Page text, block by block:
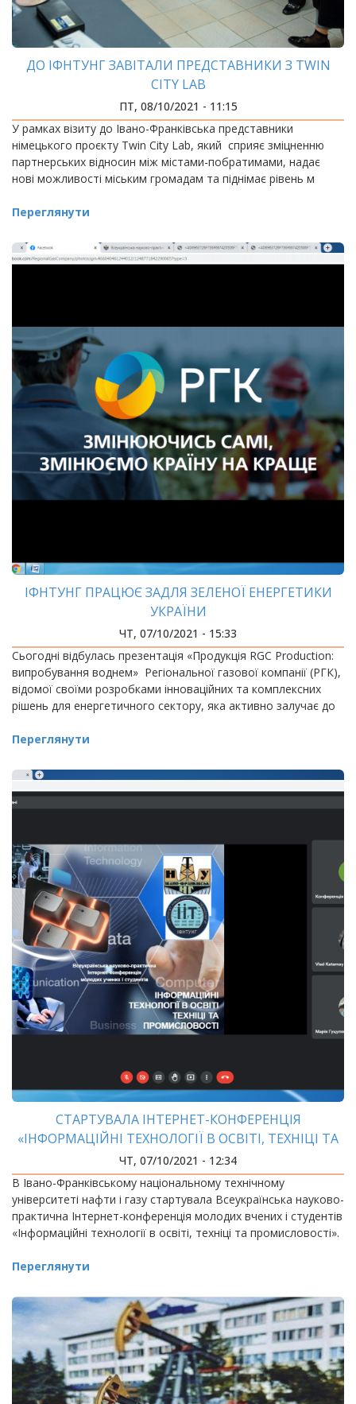
ДО ІФНТУНГ ЗАВІТАЛИ ПРЕДСТАВНИКИ З TWIN
CITY LAB
ПТ, 08/10/2021 - 11:15
У рамках візиту до Івано-Франківська представники
німецького проєкту Twin City Lab, який сприяє зміцненню
партнерських відносин між містами-побратимами, надає
нові можливостi мiським громадам та пiднiмає рiвень м
Переглянути
ІФНТУНГ ПРАЦЮЄ ЗАДЛЯ ЗЕЛЕНОЇ ЕНЕРГЕТИКИ
УКРАЇНИ
ЧТ, 07/10/2021 - 15:33
Сьогодні відбулась презентація «Продукція RGC Production:
випробування воднем» Регіональної газової компанії (РГК),
відомої своїми розробками інноваційних та комплексних
рішень для енергетичного сектору, яка активно залучає до
Переглянути
СТАРТУВАЛА ІНТЕРНЕТ-КОНФЕРЕНЦІЯ
«ІНФОРМАЦІЙНІ ТЕХНОЛОГІЇ В ОСВІТІ, ТЕХНІЦІ ТА
ПРОМИСЛОВОСТІ»
ЧТ, 07/10/2021 - 12:34
В Івано-Франківському національному технічному
університеті нафти і газу стартувала Всеукраїнська науково-
практична Інтернет-конференція молодих вчених і студентів
«Інформаційні технології в освіті, техніці та промисловості».
Переглянути